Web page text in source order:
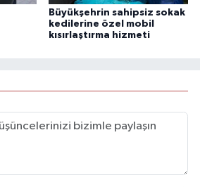
Büyükşehrin sahipsiz sokak
kedilerine özel mobil
kısırlaştırma hizmeti